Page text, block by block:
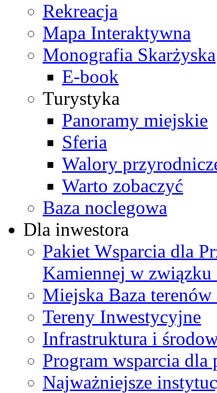
Rekreacja
Mapa Interaktywna
Monografia Skarżyska
E-book
Turystyka
Panoramy miejskie
Sferia
Walory
Warto zobaczyć
Baza noclegowa
Dla inwestora
Pakiet Wsparcia dla
Kamiennej w
Miejska Baza
Tereny Inwestycyjne
Infrastruktura i
Program wsparcia
Najważniejsze